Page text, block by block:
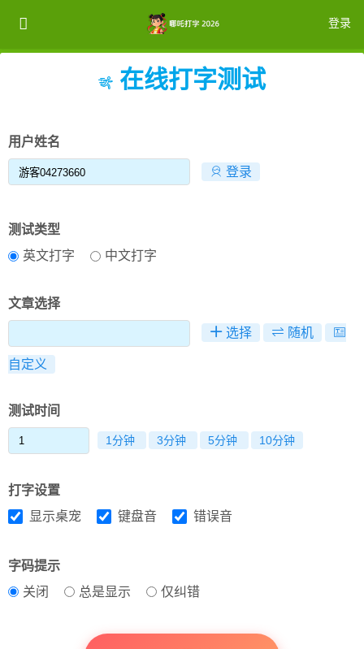
登录
在线打字测试
用户姓名
登录
测试类型
英文打字
中文打字
文章选择
选择 随机
自定义
测试时间
1分钟 3分钟 5分钟 10分钟
打字设置
显示桌宠
键盘音 错误音
字码提示
关闭
总是显示 仅纠错